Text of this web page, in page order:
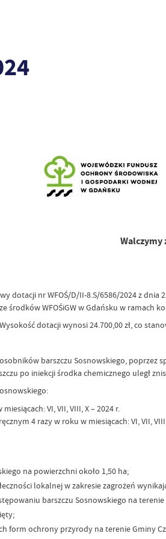
Walczymy
nr WFOŚ/D/II-8.S/6586/2024 z dnia
środków WFOŚiGW w Gdańsku w ramach
dotacji wynosi 24.700,00 zł, co
barszczu Sosnowskiego, poprzez
po iniekcji środka chemicznego uległ
VI, VII, VIII, X – 2024 r.
4 razy w roku w miesiącach: VI, VII,
na powierzchni około 1,50 ha;
lokalnej w zakresie zagrożeń
barszczu Sosnowskiego na terenie
form ochrony przyrody na terenie Gminy